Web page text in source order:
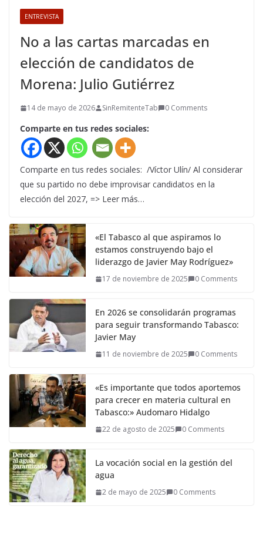
ENTREVISTA
No a las cartas marcadas en
elección de candidatos de
Morena: Julio Gutiérrez
14 de mayo de 2026 SinRemitenteTab 0 Comments
Comparte en tus redes sociales:
Comparte en tus redes sociales: /Víctor Ulín/ Al considerar
que su partido no debe improvisar candidatos en la
elección del 2027, => Leer más…
«El Tabasco al que aspiramos lo
estamos construyendo bajo el
liderazgo de Javier May Rodríguez»
17 de noviembre de 2025 0 Comments
En 2026 se consolidarán programas
para seguir transformando Tabasco:
Javier May
11 de noviembre de 2025 0 Comments
«Es importante que todos aportemos
para crecer en materia cultural en
Tabasco:» Audomaro Hidalgo
22 de agosto de 2025 0 Comments
La vocación social en la gestión del
agua
2 de mayo de 2025 0 Comments